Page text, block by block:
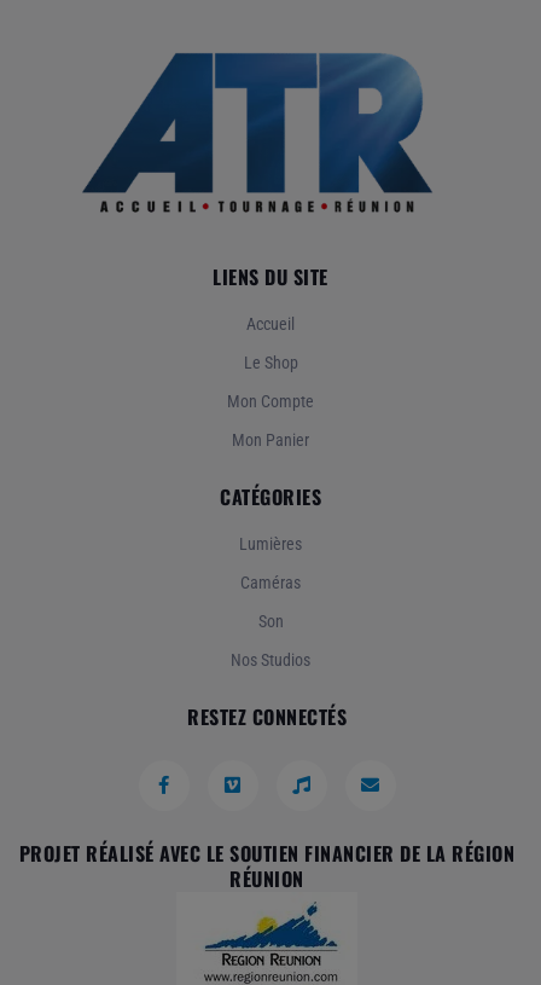
Steadicam / Stabilisateurs
LIENS DU SITE
Accueil
Le Shop
Mon Compte
Mon Panier
CATÉGORIES
Lumières
Caméras
Son
Nos Studios
RESTEZ CONNECTÉS
PROJET RÉALISÉ AVEC LE SOUTIEN FINANCIER DE LA RÉGION
RÉUNION